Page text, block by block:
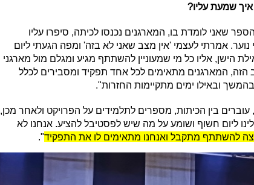
שמעת עליו?
שאני לומדת בו, המארגנים נכנסו לכיתה, סיפרו עליו
נוער. אמרתי לעצמי 'אין מצב שאני לא בזה' ומפה הגעתי ליום
הישן, אליו כל מי שמעוניין להשתתף מגיע ומגלם מול מארגני
המארגנים מתאימים לכל אחד תפקיד ומסבירים לכלל
ובאילו ימים מתקיימות החזרות".
בין הכיתות, מספרים לתלמידים על הפרויקט ולאחר מכן,
ליום חשוף ושומע על מה שיש לפסטיבל להציע. אנחנו לא
להשתתף מתקבל ואנחנו מתאימים לו את התפקיד".